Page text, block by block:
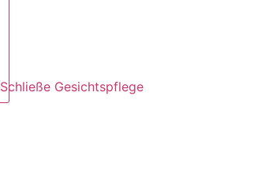
Schließe Gesichtspflege